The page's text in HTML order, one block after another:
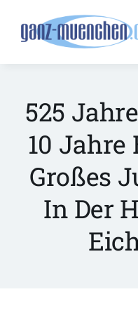
525
10 Jahre
Großes
In Der